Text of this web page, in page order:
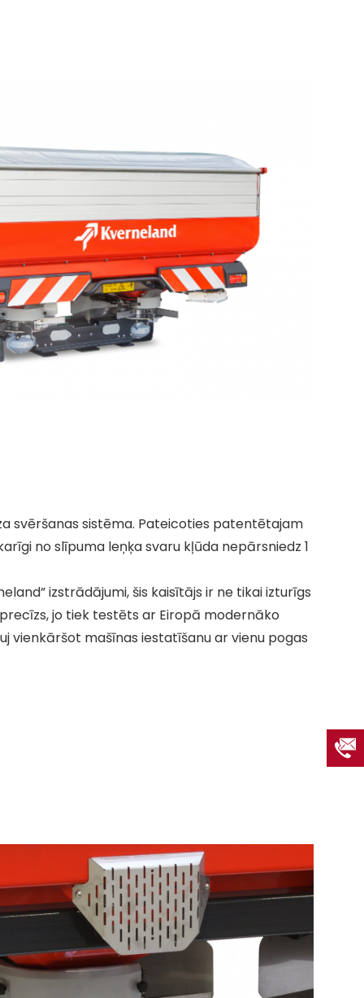
svēršanas sistēma. Pateicoties patentētajam
no slīpuma leņķa svaru kļūda nepārsniedz 1
izstrādājumi, šis kaisītājs ir ne tikai izturīgs
jo tiek testēts ar Eiropā modernāko
vienkāršot mašīnas iestatīšanu ar vienu pogas